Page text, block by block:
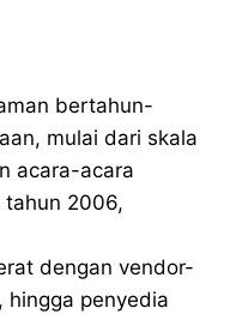
bertahun-
mulai dari skala
acara-acara
tahun 2006,
dengan vendor-
hingga penyedia